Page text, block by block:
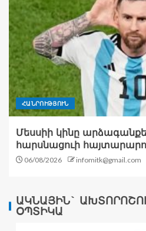
ՀԱՆՐՈՒԹՅՈՒՆ
Մեսսիի կինը
հարսնացուի
06/08/2026 infomitk@gmail.com
ԱԿՆԱՅԻՆ`
ՕՊՏԻԿԱ